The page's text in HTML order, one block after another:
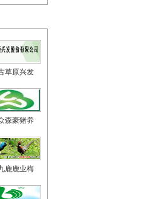
草原兴发
森豪猪养
鹿鹿业梅